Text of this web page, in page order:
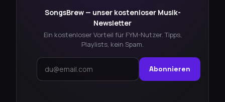
SongsBrew — unser kostenloser Musik-
Newsletter
Ein kostenloser Vorteil für FYM-Nutzer. Tipps,
Playlists, kein Spam.
Abonnieren